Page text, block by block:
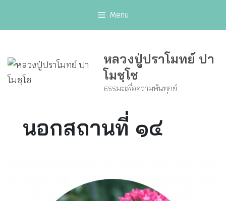
Menu
หลวงปู่ปราโมทย์ ปา
โมชฺโช
ธรรมะเพื่อความพ้นทุกข์
นอกสถานที่ ๑๔